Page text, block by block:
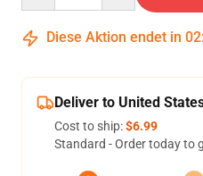
Diese Aktion endet in 02:
Deliver to United
Cost to ship:$6.99
Standard - Order today to